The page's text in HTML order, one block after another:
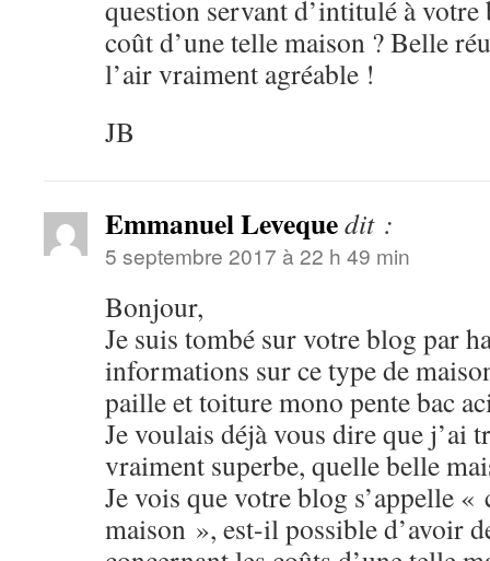
question servant d’intitulé à
coût d’une telle maison ? Belle
l’air vraiment agréable !
JB
Emmanuel Levequedit :
5 septembre 2017 à 22 h 49 min
Bonjour,
Je suis tombé sur votre blog par
informations sur ce type de
paille et toiture mono pente bac
Je voulais déjà vous dire que j’ai
vraiment superbe, quelle belle
Je vois que votre blog s’appelle
maison », est-il possible d’avoir